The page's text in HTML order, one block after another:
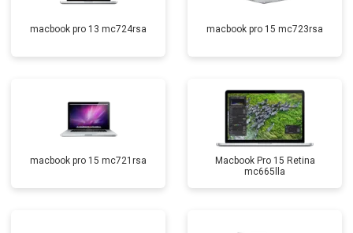
macbook pro 13 mc724rsa macbook pro 15 mc723rsa
macbook pro 15 mc721rsa
Macbook Pro 15 Retina
mc665lla